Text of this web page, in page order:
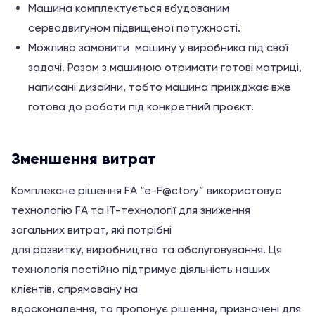
Машина комплектується вбудованим
серводвигуном підвищеної потужності.
Можливо замовити машину у виробника під свої
задачі. Разом з машиною отримати готові матриці,
написані дизайни, тобто машина приїжджає вже
готова до роботи під конкретний проєкт.
Зменшення витрат
Комплексне рішення FA “e-F@ctory” використовує
технологію FA та IT-технології для зниження
загальних витрат, які потрібні
для розвитку, виробництва та обслуговування. Ця
технологія постійно підтримує діяльність наших
клієнтів, спрямовану на
вдосконалення, та пропонує рішення, призначені для